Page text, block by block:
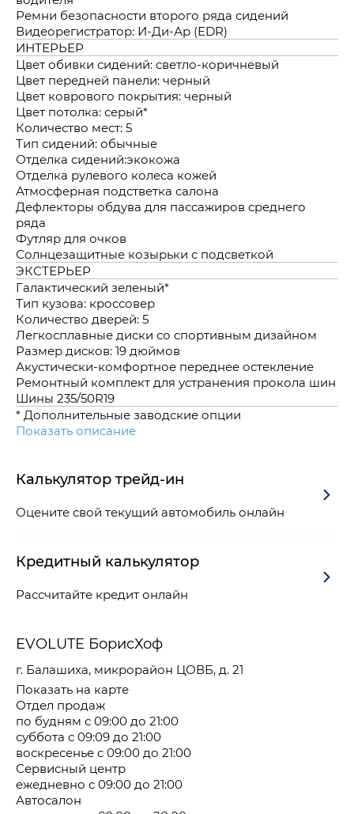
Ремни безопасности второго ряда сидений
Видеорегистратор: И-Ди-Ар (EDR)
ИНТЕРЬЕР
Цвет обивки сидений: светло-коричневый
Цвет передней панели: черный
Цвет коврового покрытия: черный
Цвет потолка: серый*
Количество мест: 5
Тип сидений: обычные
Отделка сидений:экокожа
Отделка рулевого колеса кожей
Атмосферная подстветка салона
Дефлекторы обдува для пассажиров среднего
ряда
Футляр для очков
Солнцезащитные козырьки с подсветкой
ЭКСТЕРЬЕР
Галактический зеленый*
Тип кузова: кроссовер
Количество дверей: 5
Легкосплавные диски со спортивным дизайном
Размер дисков: 19 дюймов
Акустически-комфортное переднее остекление
Ремонтный комплект для устранения прокола шин
Шины 235/50R19
* Дополнительные заводские опции
Показать описание
Калькулятор трейд-ин
Оцените свой текущий автомобиль онлайн
Кредитный калькулятор
Рассчитайте кредит онлайн
EVOLUTE БорисХоф
г. Балашиха, микрорайон ЦОВБ, д. 21
Показать на карте
Отдел продаж
по будням с 09:00 до 21:00
суббота с 09:09 до 21:00
воскресенье с 09:00 до 21:00
Сервисный центр
ежедневно с 09:00 до 21:00
Автосалон